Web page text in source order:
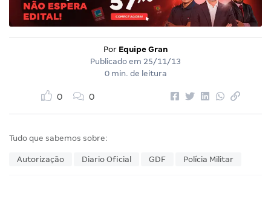
Por Equipe Gran
Publicado em 25/11/13
0 min. de leitura
0 0
Tudo que sabemos sobre:
Autorização Diario Oficial GDF Polícia Militar